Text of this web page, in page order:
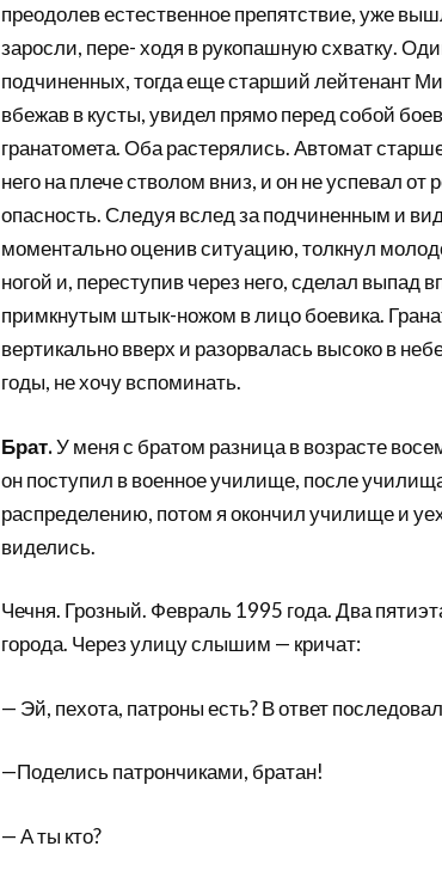
преодолев естественное препятствие, уже
заросли, пере- ходя в рукопашную схватку.
подчиненных, тогда еще старший лейтенант
вбежав в кусты, увидел прямо перед собой
гранатомета. Оба растерялись. Автомат
него на плече стволом вниз, и он не успевал
опасность. Следуя вслед за подчиненным и
моментально оценив ситуацию, толкнул
ногой и, переступив через него, сделал выпад
примкнутым штык-ножом в лицо боевика.
вертикально вверх и разорвалась высоко в
годы, не хочу вспоминать.
Брат.У меня с братом разница в возрасте
он поступил в военное училище, после
распределению, потом я окончил училище и
виделись.
Чечня. Грозный. Февраль 1995 года. Два
города. Через улицу слышим — кричат:
— Эй, пехота, патроны есть? В ответ
—Поделись патрончиками, братан!
— А ты кто?